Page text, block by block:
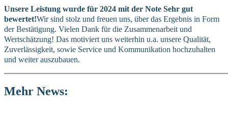
Unsere Leistung wurde für 2024 mit der Note Sehr gut
bewertet!Wir sind stolz und freuen uns, über das Ergebnis in Form
der Bestätigung. Vielen Dank für die Zusammenarbeit und
Wertschätzung! Das motiviert uns weiterhin u.a. unsere Qualität,
Zuverlässigkeit, sowie Service und Kommunikation hochzuhalten
und weiter auszubauen.
Mehr News: